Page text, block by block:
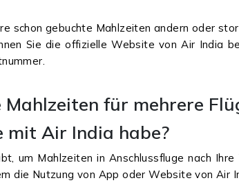
schon gebuchte Mahlzeiten andern oder
Sie die offizielle Website von Air India
Mahlzeiten für mehrere
mit Air India habe?
um Mahlzeiten in Anschlussfluge nach Ihre
die Nutzung von App oder Website von Air